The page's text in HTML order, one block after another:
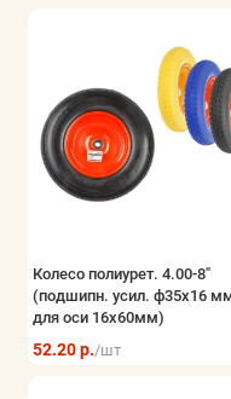
Колесо полиурет. 4.00-8"
(подшипн. усил. ф35x16
для оси 16x60мм)
52.20 р./шт